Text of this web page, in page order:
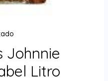
Johnnie
Litro